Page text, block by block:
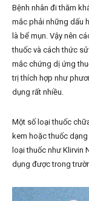
Bệnh nhân đi thăm
mắc phải những dấu
là bể mụn. Vậy nên
thuốc và cách thức
mắc chứng dị ứng
trị thích hợp như
dụng rất nhiều.
Một số loại thuốc
kem hoặc thuốc
loại thuốc như Klirvin
dụng được trong